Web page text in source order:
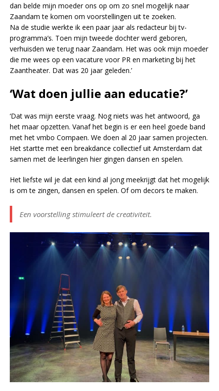
dan belde mijn moeder ons op om zo snel mogelijk naar
Zaandam te komen om voorstellingen uit te zoeken.
Na de studie werkte ik een paar jaar als redacteur bij tv-
programma’s. Toen mijn tweede dochter werd geboren,
verhuisden we terug naar Zaandam. Het was ook mijn moeder
die me wees op een vacature voor PR en marketing bij het
Zaantheater. Dat was 20 jaar geleden.’
‘Wat doen jullie aan educatie?’
‘Dat was mijn eerste vraag. Nog niets was het antwoord, ga
het maar opzetten. Vanaf het begin is er een heel goede band
met het vmbo Compaen. We doen al 20 jaar samen projecten.
Het startte met een breakdance collectief uit Amsterdam dat
samen met de leerlingen hier gingen dansen en spelen.
Het liefste wil je dat een kind al jong meekrijgt dat het mogelijk
is om te zingen, dansen en spelen. Of om decors te maken.
Een voorstelling stimuleert de creativiteit.